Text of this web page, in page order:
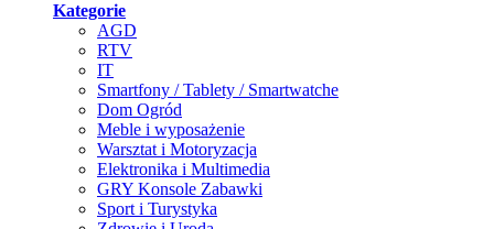
Kategorie
AGD
RTV
IT
Smartfony / Tablety / Smartwatche
Dom Ogród
Meble i wyposażenie
Warsztat i Motoryzacja
Elektronika i Multimedia
GRY Konsole Zabawki
Sport i Turystyka